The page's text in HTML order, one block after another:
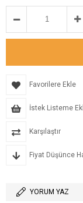
Favorilere Ekle
İstek Listeme
Karşılaştır
Fiyat Düşünce
YORUM YAZ